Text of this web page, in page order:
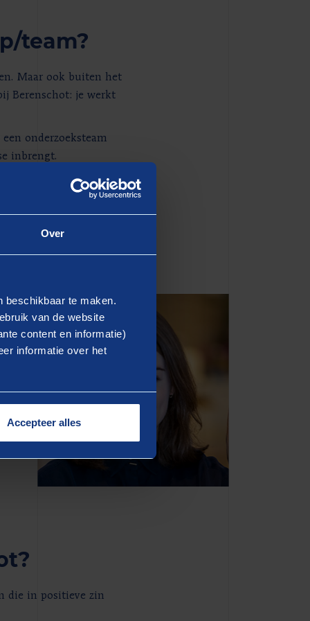
Over
beschikbaar te maken.
van de website
content en informatie)
informatie over het
Accepteer alles
team?
Maar ook buiten het
Berenschot: je werkt
onderzoeksteam
inbrengt.
dat ik altijd en zo
combinatie van goede
die in positieve zin